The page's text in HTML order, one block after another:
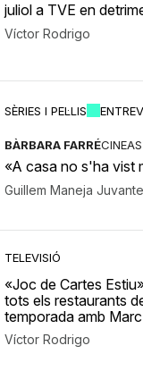
juliol a TVE en
Víctor Rodrigo
SÈRIES I PEL·LIS
BÀRBARA FARRÉ
«A casa no s'ha vist
Guillem Maneja
TELEVISIÓ
«Joc de Cartes
tots els restaurants
temporada amb
Víctor Rodrigo